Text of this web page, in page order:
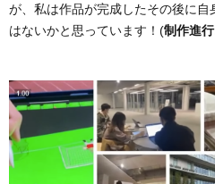
が、私は作品が完成したその後に
はないかと思っています！(制作進